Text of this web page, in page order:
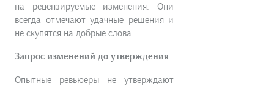
на рецензируемые изменения. Они
всегда отмечают удачные решения и
не скупятся на добрые слова.
Запрос изменений до утверждения
Опытные ревьюеры не утверждают